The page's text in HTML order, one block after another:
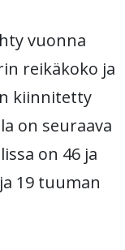
vuonna
reikäkoko ja
kiinnitetty
on seuraava
on 46 ja
19 tuuman